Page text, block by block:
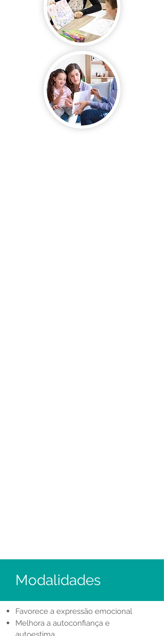
Modalidades
Favorece a expressão emocional
Melhora a autoconfiança e